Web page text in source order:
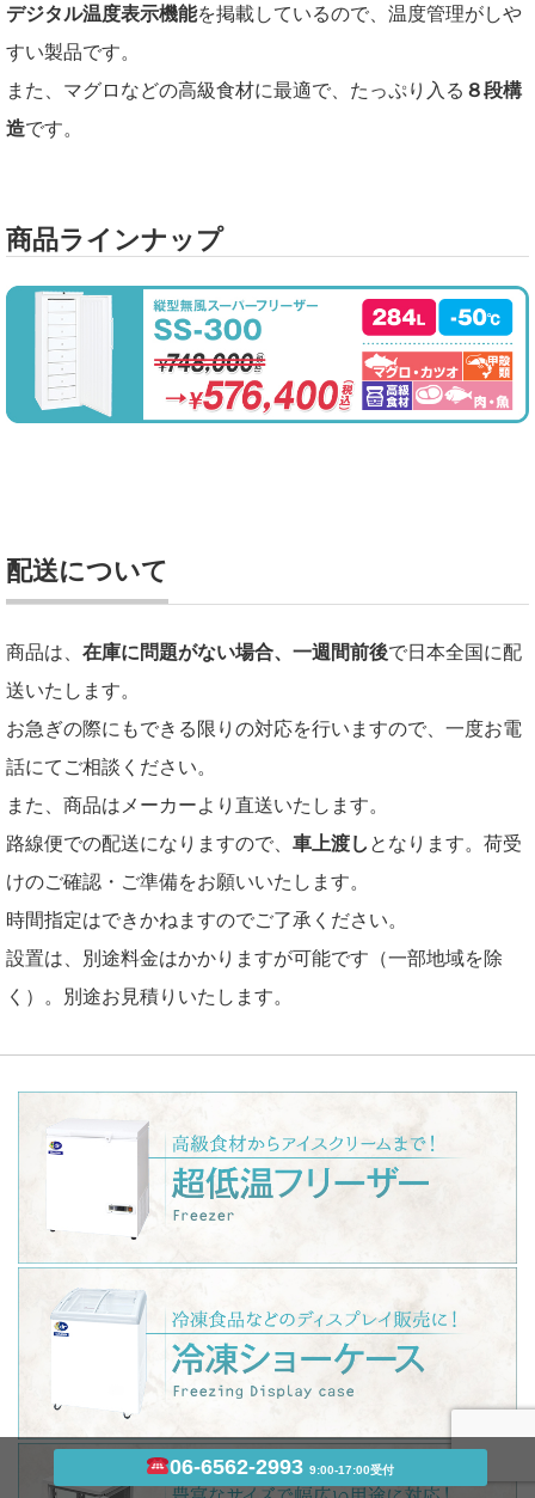
デジタル温度表示機能を掲載しているので、温度管理がしや
すい製品です。
また、マグロなどの高級食材に最適で、たっぷり入る ８段構
造です。
商品ラインナップ
配送について
商品は、 在庫に問題がない場合、一週間前後で日本全国に配
送いたします。
お急ぎの際にもできる限りの対応を行いますので、一度お電
話にてご相談ください。
また、商品はメーカーより直送いたします。
路線便での配送になりますので、 車上渡し となります。荷受
けのご確認・ご準備をお願いいたします。
時間指定はできかねますのでご了承ください。
設置は、別途料金はかかりますが可能です（一部地域を除
く）。別途お見積りいたします。
06-6562-29939:00-17:00受付